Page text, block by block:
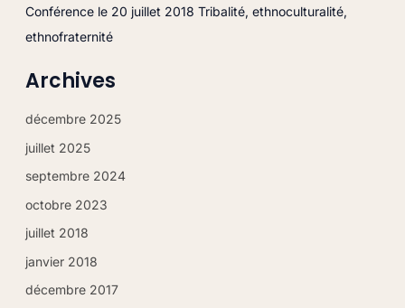
rConférence le 20 juillet 2018 Tribalité, ethnoculturalité,
ethnofraternité
Archives
décembre 2025
juillet 2025
septembre 2024
octobre 2023
juillet 2018
janvier 2018
décembre 2017